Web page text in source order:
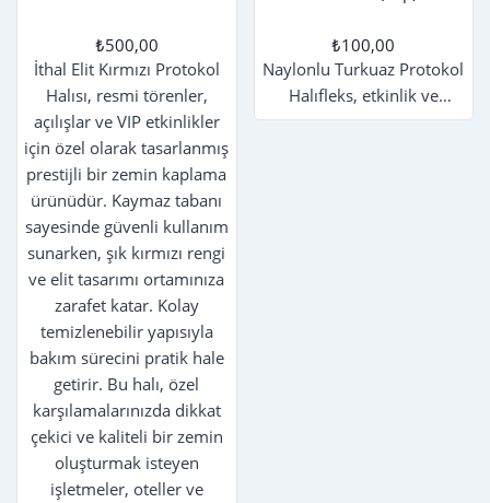
₺500,00
İthal Elit Kırmızı Protokol
Halısı, resmi törenler,
açılışlar ve VIP etkinlikler
için özel olarak tasarlanmış
prestijli bir zemin kaplama
ürünüdür. Kaymaz tabanı
sayesinde güvenli kullanım
sunarken, şık kırmızı rengi
ve elit tasarımı ortamınıza
zarafet katar. Kolay
temizlenebilir yapısıyla
bakım sürecini pratik hale
getirir. Bu halı, özel
karşılamalarınızda dikkat
çekici ve kaliteli bir zemin
oluşturmak isteyen
işletmeler, oteller ve
₺100,00
Naylonlu Turkuaz Protokol
Halıfleks, etkinlik ve
organizasyonlar için ideal